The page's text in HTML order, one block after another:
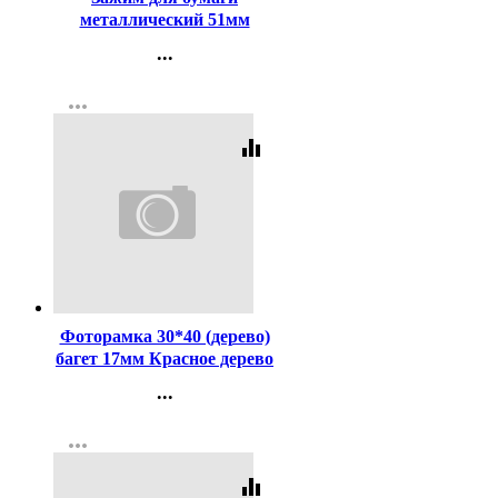
металлический 51мм
...
Регистрация
more_horiz
equalizer
Фоторамка 30*40 (дерево)
багет 17мм Красное дерево
...
Регистрация
more_horiz
equalizer